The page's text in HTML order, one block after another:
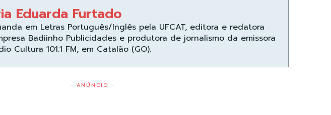
Eduarda Furtado
em Letras Português/Inglês pela UFCAT, editora e redatora
Badiinho Publicidades e produtora de jornalismo da emissora
Cultura 101.1 FM, em Catalão (GO).
- ANÚNCIO -